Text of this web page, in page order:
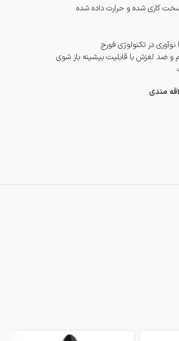
کاری شده و حرارت داده شده
در تکنولوژی فورج
مندی